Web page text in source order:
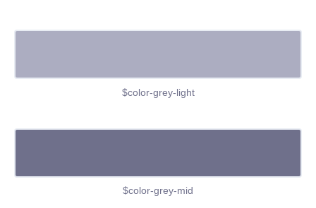
$color-grey-light
$color-grey-mid